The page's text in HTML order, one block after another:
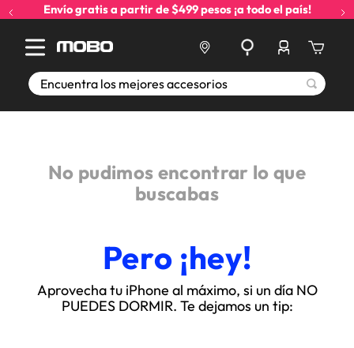
Envío gratis a partir de $499 pesos ¡a todo el país!
Encuentra los mejores accesorios
No pudimos encontrar lo que
buscabas
Pero ¡hey!
Aprovecha tu iPhone al máximo, si un día NO
PUEDES DORMIR. Te dejamos un tip: